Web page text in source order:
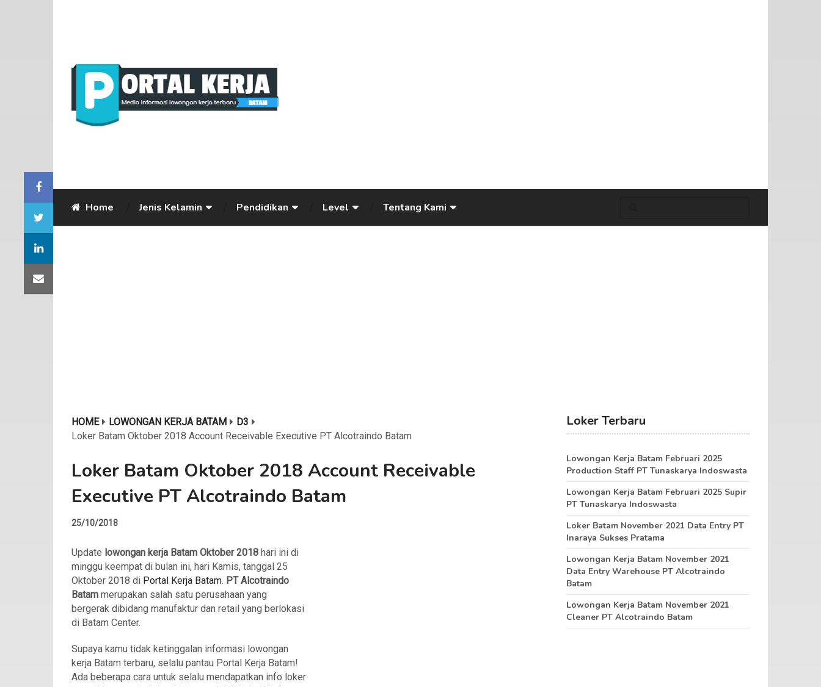
Home Jenis Kelamin Pendidikan Level Tentang Kami
HOME LOWONGAN KERJA BATAM
D3
Loker Batam Oktober 2018 Account Receivable Executive PT Alcotraindo Batam
Loker Batam Oktober 2018 Account Receivable
Executive PT Alcotraindo Batam
25/10/2018
Update lowongan kerja Batam Oktober 2018 hari ini di
minggu keempat di bulan ini, hari Kamis, tanggal 25
Oktober 2018 di Portal Kerja Batam. PT Alcotraindo
Batam merupakan salah satu perusahaan yang
bergerak dibidang manufaktur dan retail yang berlokasi
di Batam Center.
Supaya kamu tidak ketinggalan informasi lowongan
kerja Batam terbaru, selalu pantau Portal Kerja Batam!
Ada beberapa cara untuk selalu mendapatkan info loker
Loker Terbaru
Lowongan Kerja Batam Februari 2025
Production Staff PT Tunaskarya Indoswasta
Lowongan Kerja Batam Februari 2025 Supir
PT Tunaskarya Indoswasta
Loker Batam November 2021 Data Entry PT
Inaraya Sukses Pratama
Lowongan Kerja Batam November 2021
Data Entry Warehouse PT Alcotraindo
Batam
Lowongan Kerja Batam November 2021
Cleaner PT Alcotraindo Batam